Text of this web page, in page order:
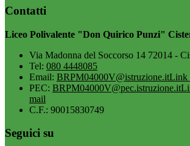
Contatti
Liceo Polivalente "Don Quirico Punzi"
Via Madonna del Soccorso 14 72014 -
Tel: 080 4448085
Email: BRPM04000V@istruzione.itLink
PEC: BRPM04000V@pec.istruzione.it
mail
C.F.: 90015830749
Seguici su